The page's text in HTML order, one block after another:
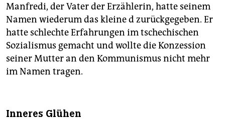
Manfredi, der Vater der Erzählerin, hatte seinem
Namen wiederum das kleine d zurückgegeben. Er
hatte schlechte Erfahrungen im tschechischen
Sozialismus gemacht und wollte die Konzession
seiner Mutter an den Kommunismus nicht mehr
im Namen tragen.
Inneres Glühen